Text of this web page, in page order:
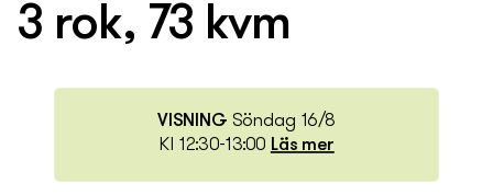
3 rok, 73 kvm
VISNING Söndag 16/8
Kl 12:30-13:00 Läs mer